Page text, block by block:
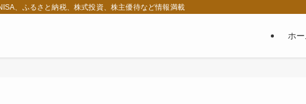
、ふるさと納税、株式投資、株主優待など情報満載
ホ